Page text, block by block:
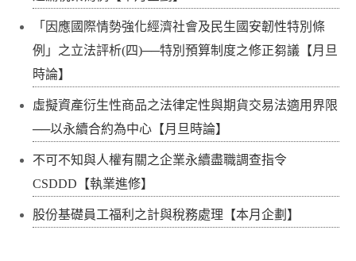
「因應國際情勢強化經濟社會及民生國安韌性特別條
例」之立法評析(四)──特別預算制度之修正芻議【月旦
時論】
虛擬資產衍生性商品之法律定性與期貨交易法適用界限
──以永續合約為中心【月旦時論】
不可不知與人權有關之企業永續盡職調查指令
CSDDD【執業進修】
股份基礎員工福利之計與稅務處理【本月企劃】